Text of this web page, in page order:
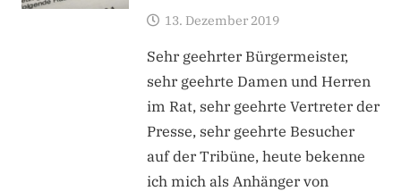
13. Dezember 2019
Sehr geehrter Bürgermeister,
sehr geehrte Damen und Herren
im Rat, sehr geehrte Vertreter der
Presse, sehr geehrte Besucher
auf der Tribüne, heute bekenne
ich mich als Anhänger von